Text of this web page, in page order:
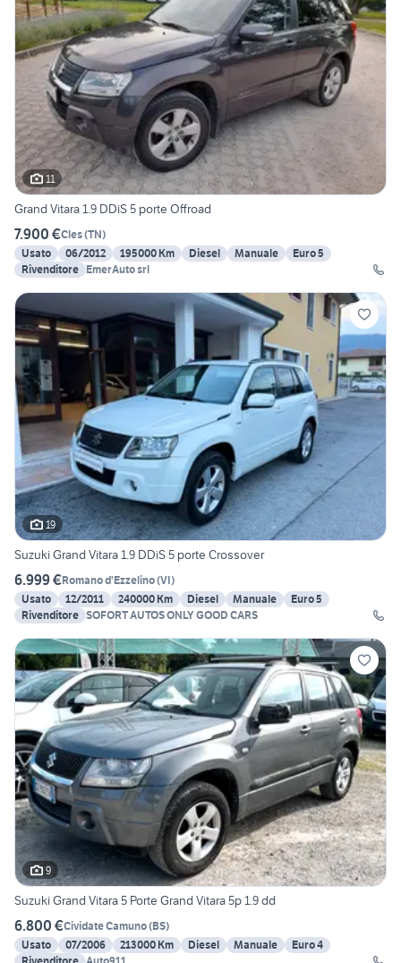
11
Grand Vitara 1.9 DDiS 5 porte Offroad
7.900 €Cles(TN)
Usato
06/2012 195000 Km Diesel Manuale
Euro 5
Rivenditore EmerAuto srl
19
Suzuki Grand Vitara 1.9 DDiS 5 porte Crossover
6.999 €Romano d'Ezzelino(VI)
Usato
12/2011 240000 Km Diesel Manuale
Euro 5
Rivenditore SOFORT AUTOS ONLY GOOD CARS
9
Suzuki Grand Vitara 5 Porte Grand Vitara 5p 1.9 dd
6.800 €Cividate Camuno(BS)
Usato
07/2006 213000 Km Diesel Manuale
Euro 4